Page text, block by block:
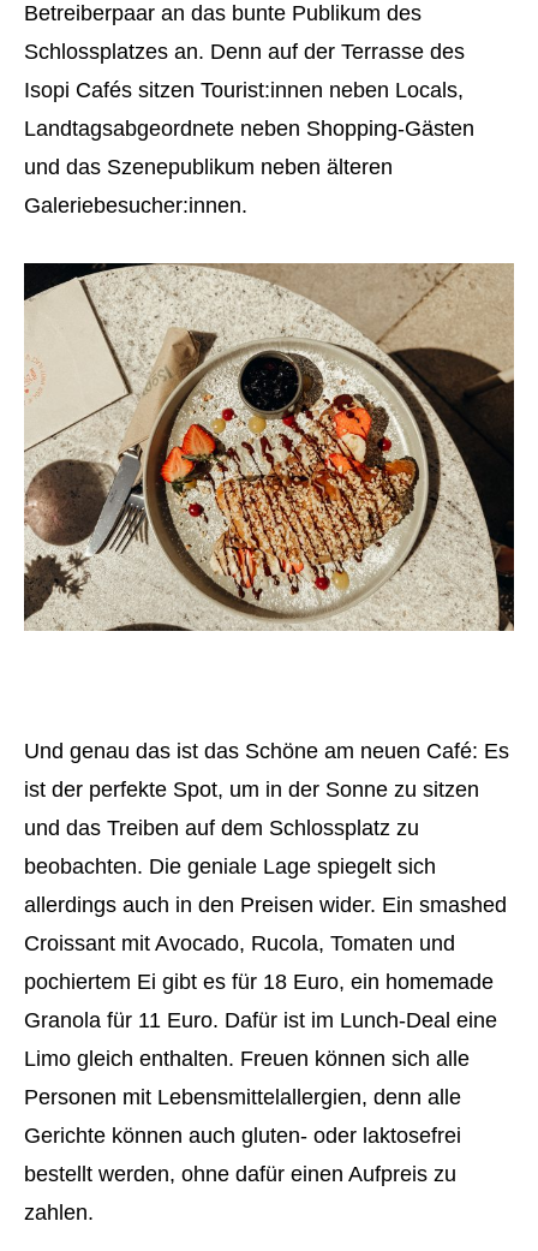
Betreiberpaar an das bunte Publikum des
Schlossplatzes an. Denn auf der Terrasse des
Isopi Cafés sitzen Tourist:innen neben Locals,
Landtagsabgeordnete neben Shopping-Gästen
und das Szenepublikum neben älteren
Galeriebesucher:innen.
Und genau das ist das Schöne am neuen Café: Es
ist der perfekte Spot, um in der Sonne zu sitzen
und das Treiben auf dem Schlossplatz zu
beobachten. Die geniale Lage spiegelt sich
allerdings auch in den Preisen wider. Ein smashed
Croissant mit Avocado, Rucola, Tomaten und
pochiertem Ei gibt es für 18 Euro, ein homemade
Granola für 11 Euro. Dafür ist im Lunch-Deal eine
Limo gleich enthalten. Freuen können sich alle
Personen mit Lebensmittelallergien, denn alle
Gerichte können auch gluten- oder laktosefrei
bestellt werden, ohne dafür einen Aufpreis zu
zahlen.